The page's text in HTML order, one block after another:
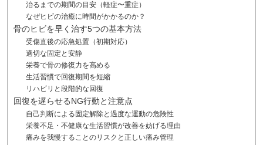
治るまでの期間の目安（軽症〜重症）
なぜヒビの治癒に時間がかかるのか？
骨のヒビを早く治す5つの基本方法
受傷直後の応急処置（初期対応）
適切な固定と安静
栄養で骨の修復力を高める
生活習慣で回復期間を短縮
リハビリと段階的な回復
回復を遅らせるNG行動と注意点
自己判断による固定解除と過度な運動の危険性
栄養不足・不健康な生活習慣が改善を妨げる理由
痛みを我慢することのリスクと正しい痛み管理